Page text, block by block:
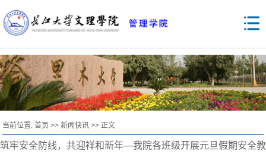
当前位置:首页 >>新闻快讯 >> 正文
筑牢安全防线，共迎祥和新年—我院各班级开展元旦假期安全教